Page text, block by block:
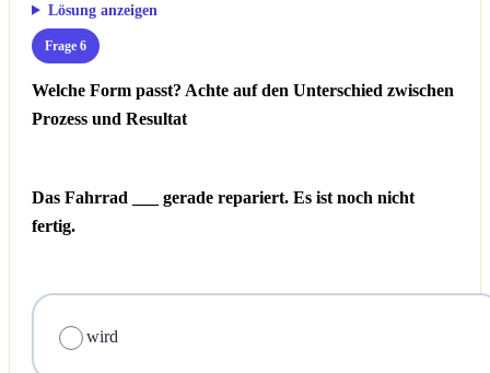
Lösung anzeigen
Frage 6
Welche Form passt? Achte auf den Unterschied zwischen
Prozess und Resultat
Das Fahrrad ___ gerade repariert. Es ist noch nicht
fertig.
wird